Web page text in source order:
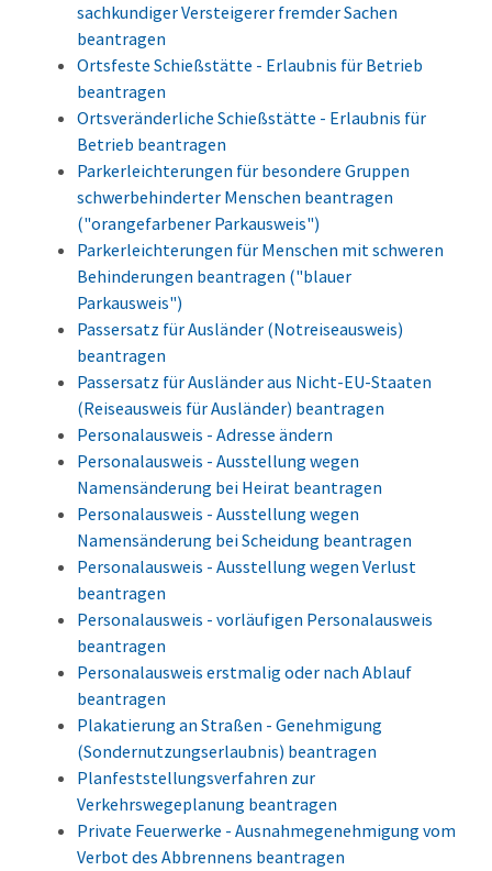
sachkundiger Versteigerer fremder Sachen
beantragen
Ortsfeste Schießstätte - Erlaubnis für Betrieb
beantragen
Ortsveränderliche Schießstätte - Erlaubnis für
Betrieb beantragen
Parkerleichterungen für besondere Gruppen
schwerbehinderter Menschen beantragen
("orangefarbener Parkausweis")
Parkerleichterungen für Menschen mit schweren
Behinderungen beantragen ("blauer
Parkausweis")
Passersatz für Ausländer (Notreiseausweis)
beantragen
Passersatz für Ausländer aus Nicht-EU-Staaten
(Reiseausweis für Ausländer) beantragen
Personalausweis - Adresse ändern
Personalausweis - Ausstellung wegen
Namensänderung bei Heirat beantragen
Personalausweis - Ausstellung wegen
Namensänderung bei Scheidung beantragen
Personalausweis - Ausstellung wegen Verlust
beantragen
Personalausweis - vorläufigen Personalausweis
beantragen
Personalausweis erstmalig oder nach Ablauf
beantragen
Plakatierung an Straßen - Genehmigung
(Sondernutzungserlaubnis) beantragen
Planfeststellungsverfahren zur
Verkehrswegeplanung beantragen
Private Feuerwerke - Ausnahmegenehmigung vom
Verbot des Abbrennens beantragen